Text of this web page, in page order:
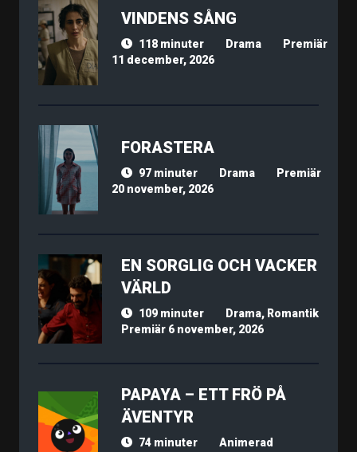
VINDENS SÅNG
118 minuter Drama
Premiär
11 december, 2026
FORASTERA
97 minuter Drama
Premiär
20 november, 2026
EN SORGLIG OCH VACKER
VÄRLD
109 minuter
Drama, Romantik
Premiär 6 november, 2026
PAPAYA – ETT FRÖ PÅ
ÄVENTYR
74 minuter
Animerad